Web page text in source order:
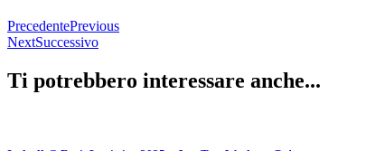
PrecedentePrevious
NextSuccessivo
Ti potrebbero interessare anche...